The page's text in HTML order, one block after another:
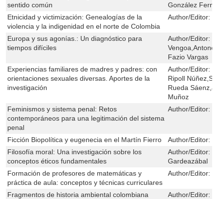
sentido común
González
Etnicidad y victimización: Genealogías de la
violencia y la indigenidad en el norte de Colombia
Author/Editor:
Europa y sus agonías.: Un diagnóstico para
tiempos difíciles
Author/Editor:
Fazio Vargas
Experiencias familiares de madres y padres: con
orientaciones sexuales diversas. Aportes de la
investigación
Author/Editor:
Ripoll
Rueda
Muñoz
Feminismos y sistema penal: Retos
contemporáneos para una legitimación del sistema
penal
Author/Editor:
Ficción Biopolítica y eugenecia en el Martín Fierro Author/Editor:
Filosofía moral: Una investigación sobre los
conceptos éticos fundamentales
Author/Editor:
Gardeazábal
Formación de profesores de matemáticas y
práctica de aula: conceptos y técnicas curriculares
Author/Editor:
Fragmentos de historia ambiental colombiana Author/Editor: